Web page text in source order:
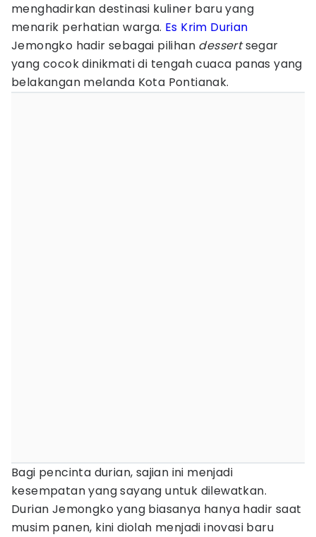
menghadirkan destinasi kuliner baru yang
menarik perhatian warga. Es Krim Durian
Jemongko hadir sebagai pilihan dessertsegar
yang cocok dinikmati di tengah cuaca panas yang
belakangan melanda Kota Pontianak.
Bagi pencinta durian, sajian ini menjadi
kesempatan yang sayang untuk dilewatkan.
Durian Jemongko yang biasanya hanya hadir saat
musim panen, kini diolah menjadi inovasi baru